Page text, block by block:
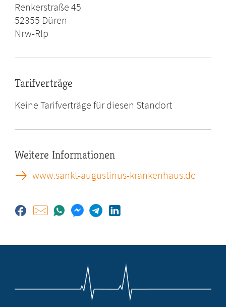
Renkerstraße 45
52355 Düren
Nrw-Rlp
Tarifverträge
Keine Tarifverträge für diesen Standort
Weitere Informationen
www.sankt-augustinus-krankenhaus.de